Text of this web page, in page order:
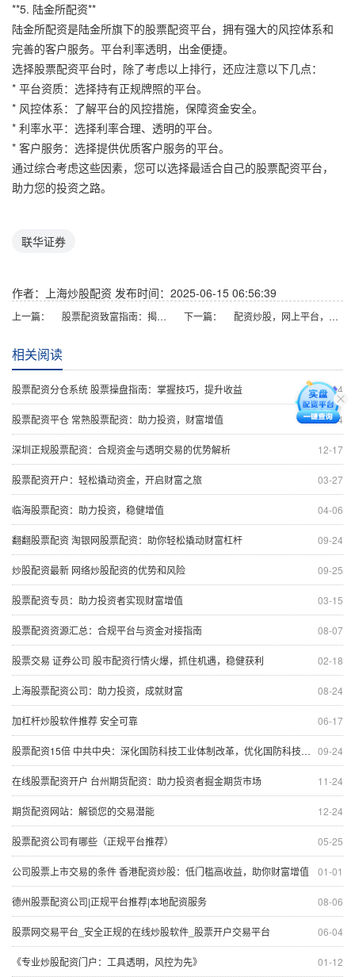
**5. 陆金所配资**
陆金所配资是陆金所旗下的股票配资平台，拥有强大的风控体系和
完善的客户服务。平台利率透明，出金便捷。
选择股票配资平台时，除了考虑以上排行，还应注意以下几点：
* 平台资质：选择持有正规牌照的平台。
* 风控体系：了解平台的风控措施，保障资金安全。
* 利率水平：选择利率合理、透明的平台。
* 客户服务：选择提供优质客户服务的平台。
通过综合考虑这些因素，您可以选择最适合自己的股票配资平台，
助力您的投资之路。
联华证券
作者：上海炒股配资 发布时间：2025-06-15 06:56:39
上一篇： 股票配资致富指南：揭秘赚钱秘诀 下一篇： 配资炒股，网上平台，高杠杆，低门槛
相关阅读
10-04
股票配资分仓系统 股票操盘指南：掌握技巧，提升收益
12-24
股票配资平仓 常熟股票配资：助力投资，财富增值
12-17
深圳正规股票配资：合规资金与透明交易的优势解析
03-27
股票配资开户：轻松撬动资金，开启财富之旅
04-06
临海股票配资：助力投资，稳健增值
09-24
翻翻股票配资 淘银网股票配资：助你轻松撬动财富杠杆
09-25
炒股配资最新 网络炒股配资的优势和风险
03-15
股票配资专员：助力投资者实现财富增值
08-07
股票配资资源汇总：合规平台与资金对接指南
02-18
股票交易 证券公司 股市配资行情火爆，抓住机遇，稳健获利
08-24
上海股票配资公司：助力投资，成就财富
06-17
加杠杆炒股软件推荐 安全可靠
09-24
股票配资15倍 中共中央：深化国防科技工业体制改革，优化国防科技工业布局
11-24
在线股票配资开户 台州期货配资：助力投资者掘金期货市场
12-24
期货配资网站：解锁您的交易潜能
05-25
股票配资公司有哪些（正规平台推荐）
01-01
公司股票上市交易的条件 香港配资炒股：低门槛高收益，助你财富增值
08-06
德州股票配资公司|正规平台推荐|本地配资服务
06-04
股票网交易平台_安全正规的在线炒股软件_股票开户交易平台
01-12
《专业炒股配资门户：工具透明，风控为先》